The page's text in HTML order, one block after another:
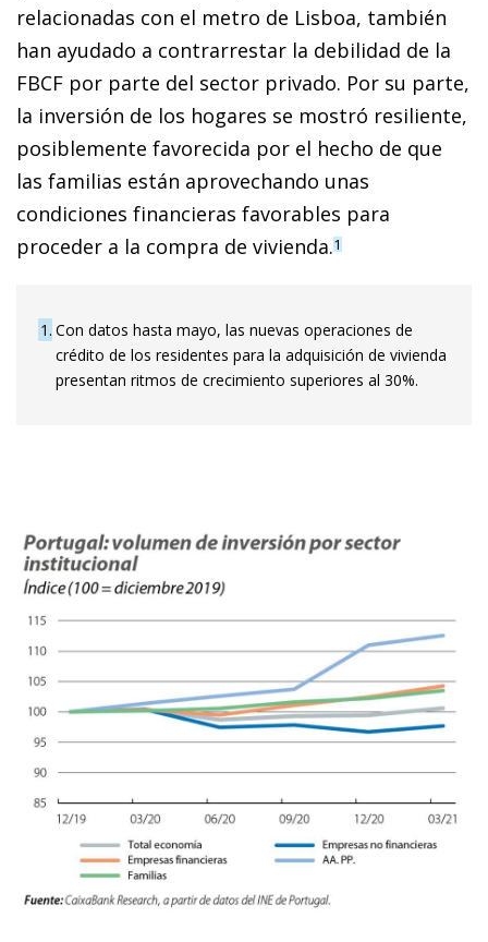
relacionadas con el metro de Lisboa, también
han ayudado a contrarrestar la debilidad de la
FBCF por parte del sector privado. Por su parte,
la inversión de los hogares se mostró resiliente,
posiblemente favorecida por el hecho de que
las familias están aprovechando unas
condiciones financieras favorables para
proceder a la compra de vivienda.1
1 Con datos hasta mayo, las nuevas operaciones de
crédito de los residentes para la adquisición de vivienda
presentan ritmos de crecimiento superiores al 30%.